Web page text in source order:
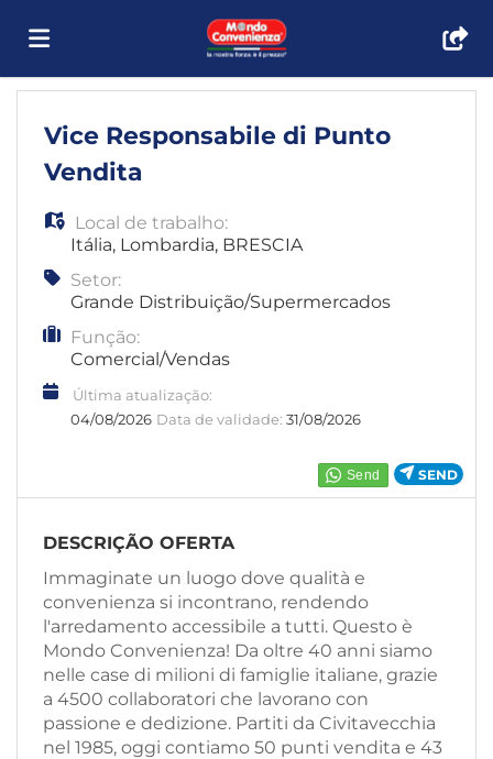
emprego
te
Iniciar
sessão
Língua
EN
FR
IT
DE
SEND
Vice Responsabile di Punto
Vendita
Local de trabalho:
Itália, Lombardia, BRESCIA
Setor:
Grande Distribuição/Supermercados
Função:
Comercial/Vendas
Última atualização:
04/08/2026 Data de validade: 31/08/2026
DESCRIÇÃO OFERTA
Immaginate un luogo dove qualità e
convenienza si incontrano, rendendo
l'arredamento accessibile a tutti. Questo è
Mondo Convenienza! Da oltre 40 anni siamo
nelle case di milioni di famiglie italiane, grazie
a 4500 collaboratori che lavorano con
passione e dedizione. Partiti da Civitavecchia
nel 1985, oggi contiamo 50 punti vendita e 43